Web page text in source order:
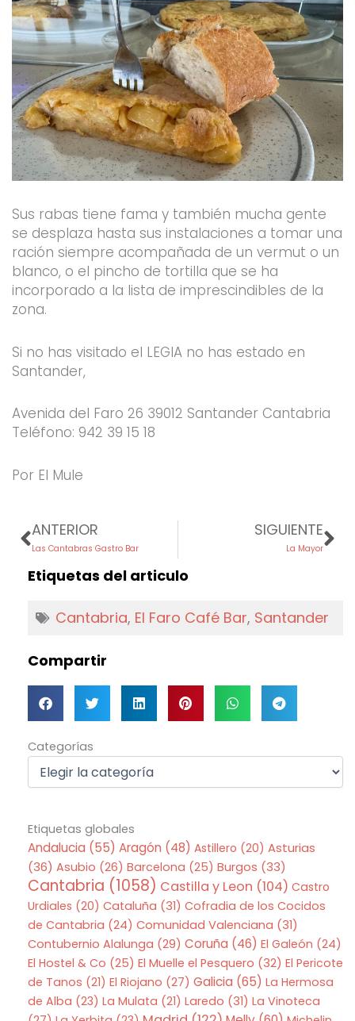
Sus rabas tiene fama y también mucha gente
se desplaza hasta sus instalaciones a tomar una
ración siempre acompañada de un vermut o un
blanco, o el pincho de tortilla que se ha
incorporado a la lista de imprescindibles de la
zona.
Si no has visitado el LEGIA no has estado en
Santander,
Avenida del Faro 26 39012 Santander Cantabria
Teléfono: 942 39 15 18
Por El Mule
Prev
ANTERIOR
Las Cantabras Gastro Bar
SIGUIENTE
La Mayor
Etiquetas del articulo
Cantabria, El Faro Café Bar, Santander
Compartir
Categorías
Categorías
Etiquetas globales
Andalucia (55) Aragón (48) Astillero (20) Asturias
(36) Asubio (26) Barcelona (25) Burgos (33)
Cantabria (1058) Castilla y Leon (104) Castro
Urdiales (20) Cataluña (31) Cofradia de los Cocidos
de Cantabria (24) Comunidad Valenciana (31)
Contubernio Alalunga (29) Coruña (46) El Galeón (24)
El Hostel & Co (25) El Muelle el Pesquero (32) El Pericote
de Tanos (21) El Riojano (27) Galicia (65) La Hermosa
de Alba (23) La Mulata (21) Laredo (31) La Vinoteca